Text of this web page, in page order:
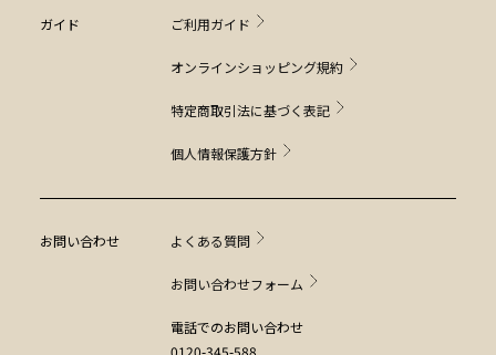
ガイド ご利用ガイド
オンラインショッピング規約
特定商取引法に基づく表記
個人情報保護方針
お問い合わせ よくある質問
お問い合わせフォーム
電話でのお問い合わせ
0120-345-588